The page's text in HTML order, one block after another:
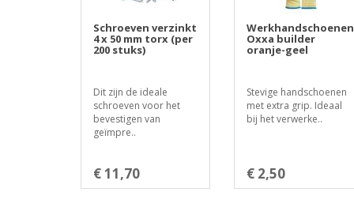
Schroeven verzinkt
4 x 50 mm torx (per
200 stuks)
Dit zijn de ideale
schroeven voor het
bevestigen van
geïmpre..
€ 11,70
Werkhandschoenen
Oxxa builder
oranje-geel
Stevige handschoenen
met extra grip. Ideaal
bij het verwerke..
€ 2,50